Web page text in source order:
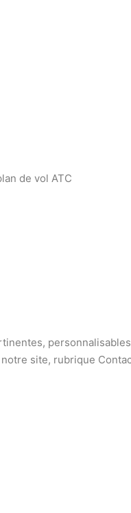
de vol ATC
site, rubrique